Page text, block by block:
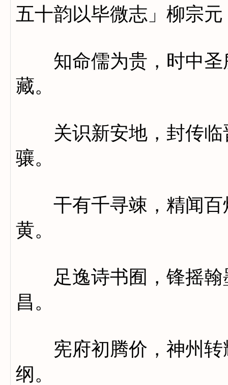
五十韵以毕微志」柳宗元
知命儒为贵，时中圣
藏。
关识新安地，封传临
骧。
干有千寻竦，精闻百
黄。
足逸诗书囿，锋摇翰
昌。
宪府初腾价，神州转
纲。